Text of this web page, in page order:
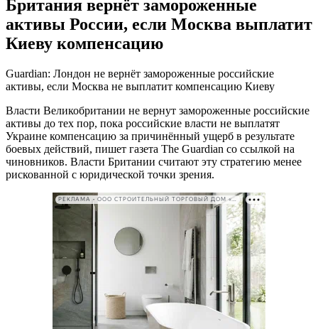
Британия вернёт замороженные
активы России, если Москва выплатит
Киеву компенсацию
Guardian: Лондон не вернёт замороженные российские
активы, если Москва не выплатит компенсацию Киеву
Власти Великобритании не вернут замороженные российские
активы до тех пор, пока российские власти не выплатят
Украине компенсацию за причинённый ущерб в результате
боевых действий, пишет газета The Guardian со ссылкой на
чиновников. Власти Британии считают эту стратегию менее
рискованной с юридической точки зрения.
РЕКЛАМА • ООО СТРОИТЕЛЬНЫЙ ТОРГОВЫЙ ДОМ «ПЕТРОВИЧ». ИНН: 7802348846